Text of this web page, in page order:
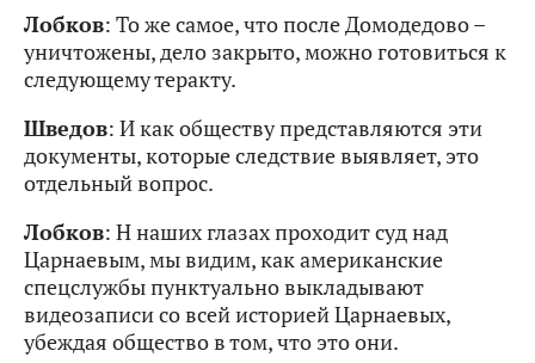
Лобков: То же самое, что после Домодедово –
уничтожены, дело закрыто, можно готовиться к
следующему теракту.
Шведов: И как обществу представляются эти
документы, которые следствие выявляет, это
отдельный вопрос.
Лобков: Н наших глазах проходит суд над
Царнаевым, мы видим, как американские
спецслужбы пунктуально выкладывают
видеозаписи со всей историей Царнаевых,
убеждая общество в том, что это они.